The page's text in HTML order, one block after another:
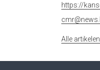
https://
Alle